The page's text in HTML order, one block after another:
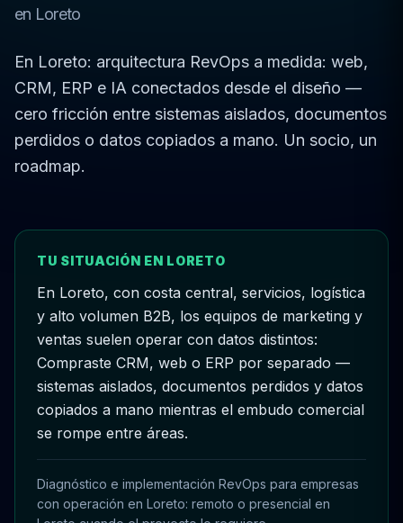
en Loreto
En Loreto: arquitectura RevOps a medida: web,
CRM, ERP e IA conectados desde el diseño —
cero fricción entre sistemas aislados, documentos
perdidos o datos copiados a mano. Un socio, un
roadmap.
TU SITUACIÓN EN LORETO
En Loreto, con costa central, servicios, logística
y alto volumen B2B, los equipos de marketing y
ventas suelen operar con datos distintos:
Compraste CRM, web o ERP por separado —
sistemas aislados, documentos perdidos y datos
copiados a mano mientras el embudo comercial
se rompe entre áreas.
Diagnóstico e implementación RevOps para empresas
con operación en Loreto: remoto o presencial en